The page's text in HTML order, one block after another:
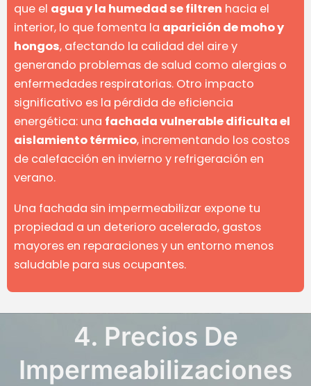
que el agua y la humedad se filtren hacia el
interior, lo que fomenta la aparición de moho y
hongos, afectando la calidad del aire y
generando problemas de salud como alergias o
enfermedades respiratorias. Otro impacto
significativo es la pérdida de eficiencia
energética: una fachada vulnerable dificulta el
aislamiento térmico, incrementando los costos
de calefacción en invierno y refrigeración en
verano.
Una fachada sin impermeabilizar expone tu
propiedad a un deterioro acelerado, gastos
mayores en reparaciones y un entorno menos
saludable para sus ocupantes.
4. Precios De
Impermeabilizaciones